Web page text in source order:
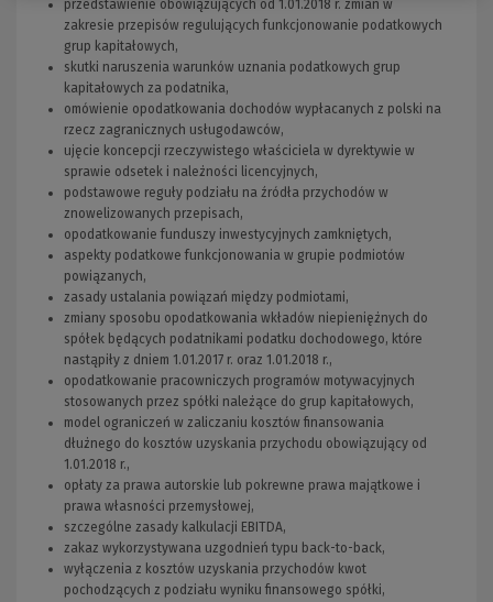
przedstawienie obowiązujących od 1.01.2018 r. zmian w
zakresie przepisów regulujących funkcjonowanie podatkowych
grup kapitałowych,
skutki naruszenia warunków uznania podatkowych grup
kapitałowych za podatnika,
omówienie opodatkowania dochodów wypłacanych z polski na
rzecz zagranicznych usługodawców,
ujęcie koncepcji rzeczywistego właściciela w dyrektywie w
sprawie odsetek i należności licencyjnych,
podstawowe reguły podziału na źródła przychodów w
znowelizowanych przepisach,
opodatkowanie funduszy inwestycyjnych zamkniętych,
aspekty podatkowe funkcjonowania w grupie podmiotów
powiązanych,
zasady ustalania powiązań między podmiotami,
zmiany sposobu opodatkowania wkładów niepieniężnych do
spółek będących podatnikami podatku dochodowego, które
nastąpiły z dniem 1.01.2017 r. oraz 1.01.2018 r.,
opodatkowanie pracowniczych programów motywacyjnych
stosowanych przez spółki należące do grup kapitałowych,
model ograniczeń w zaliczaniu kosztów finansowania
dłużnego do kosztów uzyskania przychodu obowiązujący od
1.01.2018 r.,
opłaty za prawa autorskie lub pokrewne prawa majątkowe i
prawa własności przemysłowej,
szczególne zasady kalkulacji EBITDA,
zakaz wykorzystywana uzgodnień typu back-to-back,
wyłączenia z kosztów uzyskania przychodów kwot
pochodzących z podziału wyniku finansowego spółki,